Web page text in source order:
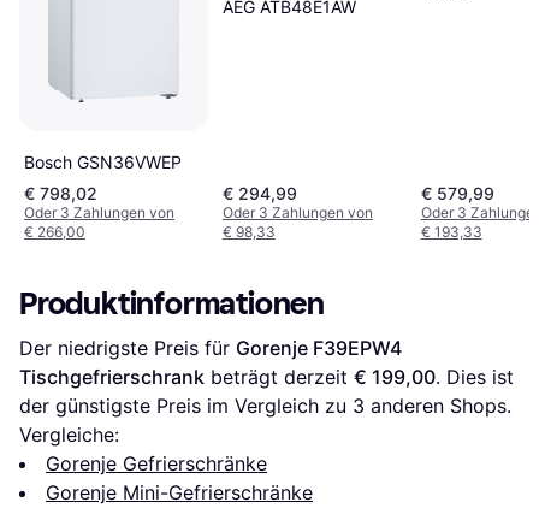
Bosch GSN36VWEP
€ 798,02
Oder 3 Zahlungen von
€ 266,00
AEG ATB48E1AW
€ 294,99
Oder 3 Zahlungen von
€ 98,33
€ 579,99
Oder 3
€ 193,33
Produktinformationen
Der niedrigste Preis für Gorenje F39EPW4
Tischgefrierschrank beträgt derzeit € 199,00. Dies ist
der günstigste Preis im Vergleich zu 3 anderen Shops.
Vergleiche:
Gorenje Gefrierschränke
Gorenje Mini-Gefrierschränke